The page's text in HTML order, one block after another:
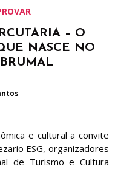
– O
NASCE NO
e cultural a convite
ESG, organizadores
de Turismo e Cultura